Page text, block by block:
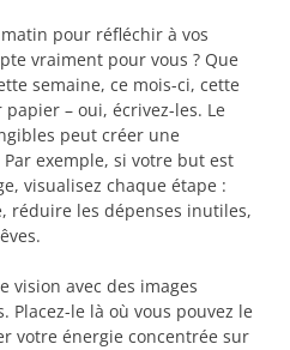
pour réfléchir à vos
vraiment pour vous ? Que
semaine, ce mois-ci, cette
– oui, écrivez-les. Le
peut créer une
exemple, si votre but est
visualisez chaque étape :
réduire les dépenses inutiles,
vision avec des images
Placez-le là où vous pouvez le
votre énergie concentrée sur